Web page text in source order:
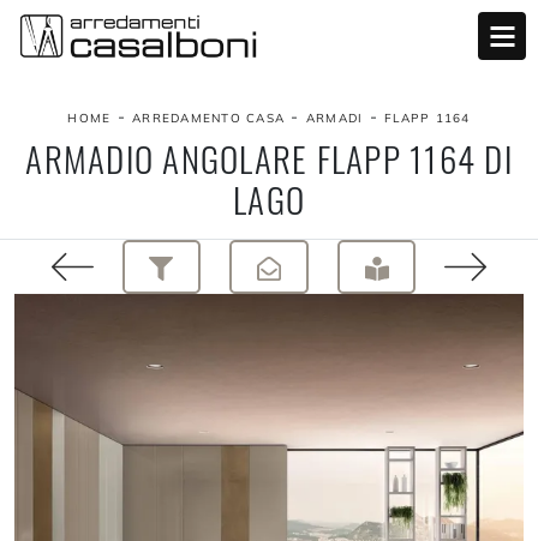
HOME -ARREDAMENTO CASA - ARMADI -FLAPP 1164
ARMADIO ANGOLARE FLAPP 1164 DI
LAGO